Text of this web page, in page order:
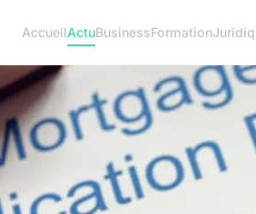
AccueilActuBusinessFormation